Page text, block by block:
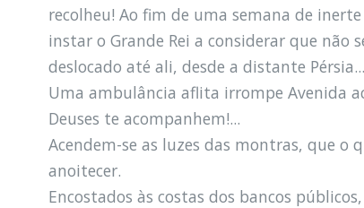
recolheu! Ao fim de uma semana de
instar o Grande Rei a considerar que não
deslocado até ali, desde a distante
Uma ambulância aflita irrompe Avenida
Deuses te acompanhem!...
Acendem-se as luzes das montras, que o
anoitecer.
Encostados às costas dos bancos